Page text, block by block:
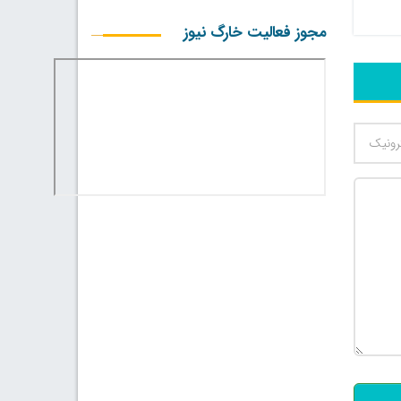
مجوز فعالیت خارگ نیوز